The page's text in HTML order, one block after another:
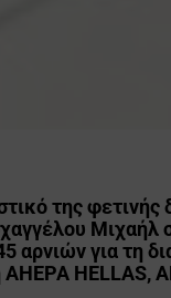
της
Μιχαήλ
αρνιών για τη
HELLAS,